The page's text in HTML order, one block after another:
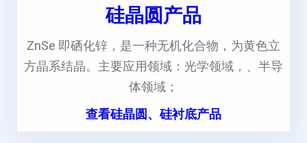
硅晶圆产品
ZnSe 即硒化锌，是一种无机化合物，为黄色立
方晶系结晶。主要应用领域：光学领域，、半导
体领域；
查看硅晶圆、硅衬底产品